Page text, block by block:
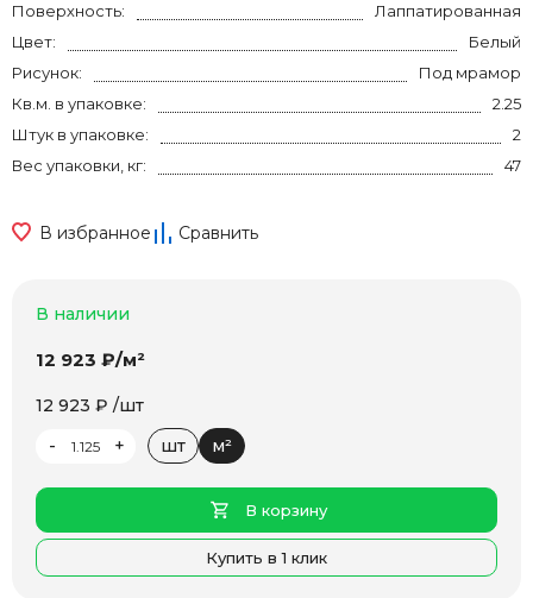
Поверхность:
Лаппатированная
Цвет:
Белый
Рисунок:
Под мрамор
Кв.м. в упаковке:
2.25
Штук в упаковке:
2
Вес упаковки, кг:
47
В избранное Сравнить
В наличии
12 923 ₽/м²
12 923 ₽ /шт
-
+ шт м²
В корзину
Купить в 1 клик